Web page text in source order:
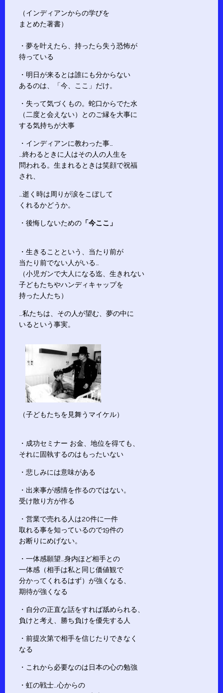
（インディアンからの学びを
まとめた著書）
・夢を叶えたら、持ったら失う恐怖が
待っている
・明日が来るとは誰にも分からない
あるのは、「今、ここ」だけ。
・失って気づくもの。蛇口からでた水
（二度と会えない）とのご縁を大事に
する気持ちが大事
・インディアンに教わった事…
…終わるときに人はその人の人生を
問われる。生まれるときは笑顔で祝福
され、
…逝く時は周りが涙をこぼして
くれるかどうか。
・後悔しないための 「今ここ」
・生きることという、当たり前が
当たり前でない人がいる…
（小児ガンで大人になる迄、生きれない
子どもたちやハンディキャップを
持った人たち）
…私たちは、その人が望む、夢の中に
いるという事実。
（子どもたちを見舞うマイケル）
・成功セミナー お金、地位を得ても、
それに固執するのはもったいない
・悲しみには意味がある
・出来事が感情を作るのではない。
受け散り方が作る
・営業で売れる人は20件に一件
取れる事を知っているので19件の
お断りにめげない。
・一体感願望…身内ほど相手との
一体感（相手は私と同じ価値観で
分かってくれるはず）が強くなる、
期待が強くなる
・自分の正直な話をすれば舐められる、
負けと考え、勝ち負けを優先する人
・前提次第で相手を信じたりできなく
なる
・これから必要なのは日本の心の勉強
・虹の戦士…心からの